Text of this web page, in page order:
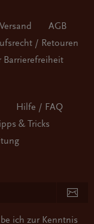
AGB
/ Retouren
Barrierefreiheit
Hilfe / FAQ
& Tricks
ich zur Kenntnis